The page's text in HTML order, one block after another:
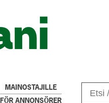
MAINOSTAJILLE
FÖR ANNONSÖRER